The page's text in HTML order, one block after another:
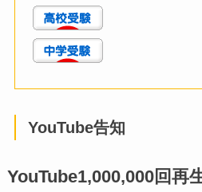
YouTube告知
YouTube1,000,000回再